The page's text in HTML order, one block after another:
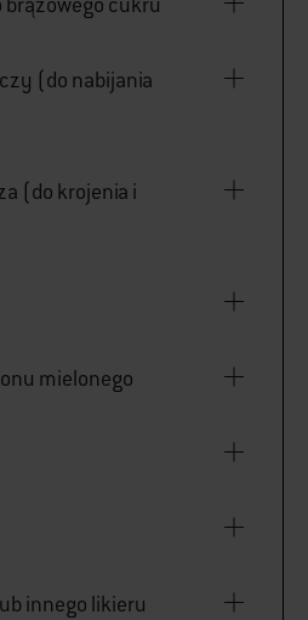
(do nabijania
(do krojenia i
mielonego
innego likieru